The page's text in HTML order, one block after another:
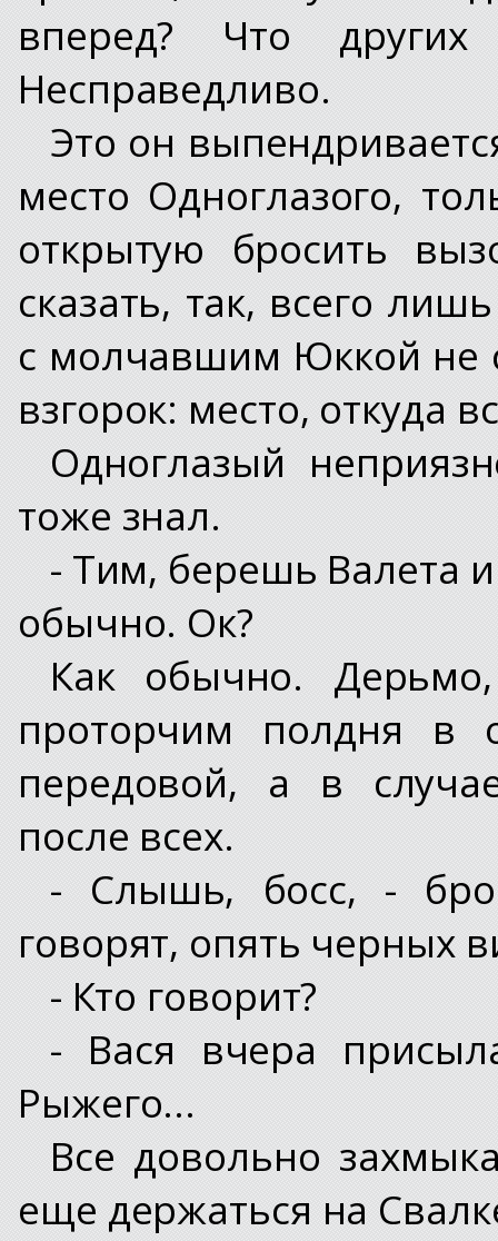
вперед? Что
Несправедливо.
Это он
место Одноглазого,
открытую бросить
сказать, так, всего
с молчавшим Юккой не
взгорок: место, откуда
Одноглазый
тоже знал.
- Тим, берешь Валета
обычно. Ок?
Как обычно.
проторчим полдня в
передовой, а в
после всех.
- Слышь, босс, -
говорят, опять черных
- Кто говорит?
- Вася вчера
Рыжего...
Все довольно
еще держаться на